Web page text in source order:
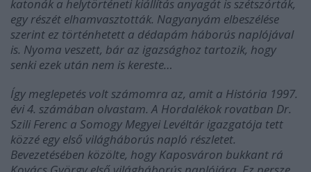
katonák a helytörténeti kiállítás anyagát is szétszórták,
egy részét elhamvasztották. Nagyanyám elbeszélése
szerint ez történhetett a dédapám háborús naplójával
is. Nyoma veszett, bár az igazsághoz tartozik, hogy
senki ezek után nem is kereste…
Így meglepetés volt számomra az, amit a História 1997.
évi 4. számában olvastam. A Hordalékok rovatban Dr.
Szili Ferenc a Somogy Megyei Levéltár igazgatója tett
közzé egy első világháborús napló részletet.
Bevezetésében közölte, hogy Kaposváron bukkant rá